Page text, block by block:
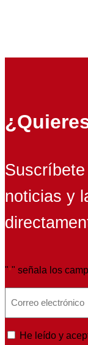
noticias y
"*" señala los
P
He leído y